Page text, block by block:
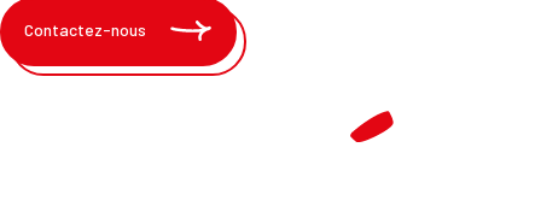
Contactez-nous